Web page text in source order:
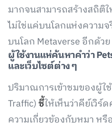
มากจนสามารถสร้างสถิติ
ไม่ใช่แค่บนโลกแห่งความ
บนโลก Metaverse อีกด้วย
ผู้ใช้งานแห่ค้นหาคำว่า
และเว็บไซต์ต่าง ๆ
ปริมาณการเข้าชมของผู้ใ
Traffic)ชี้ให้เห็นว่าคีย์เวิร์
ความเกี่ยวข้องกับหมา ห